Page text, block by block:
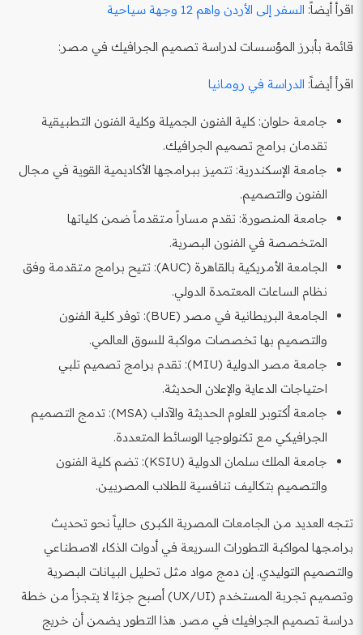
اقرأ أيضاً: السفر إلى الأردن واهم 12 وجهة سياحية
قائمة بأبرز المؤسسات لدراسة تصميم الجرافيك في مصر:
اقرأ أيضاً: الدراسة في رومانيا
جامعة حلوان: كلية الفنون الجميلة وكلية الفنون التطبيقية
تقدمان برامج تصميم الجرافيك.
جامعة الإسكندرية: تتميز ببرامجها الأكاديمية القوية في مجال
الفنون والتصميم.
جامعة المنصورة: تقدم مساراً متقدماً ضمن كلياتها
المتخصصة في الفنون البصرية.
الجامعة الأمريكية بالقاهرة (AUC): تتيح برامج متقدمة وفق
نظام الساعات المعتمدة الدولي.
الجامعة البريطانية في مصر (BUE): توفر كلية الفنون
والتصميم بها تخصصات مواكبة للسوق العالمي.
جامعة مصر الدولية (MIU): تقدم برامج تصميم تلبي
احتياجات الدعاية والإعلان الحديثة.
جامعة أكتوبر للعلوم الحديثة والآداب (MSA): تدمج التصميم
الجرافيكي مع تكنولوجيا الوسائط المتعددة.
جامعة الملك سلمان الدولية (KSIU): تضم كلية الفنون
والتصميم بتكاليف تنافسية للطلاب المصريين.
تتجه العديد من الجامعات المصرية الكبرى حالياً نحو تحديث
برامجها لمواكبة التطورات السريعة في أدوات الذكاء الاصطناعي
والتصميم التوليدي. إن دمج مواد مثل تحليل البيانات البصرية
وتصميم تجربة المستخدم (UX/UI) أصبح جزءًا لا يتجزأ من خطة
دراسة تصميم الجرافيك في مصر. هذا التطور يضمن أن خريج